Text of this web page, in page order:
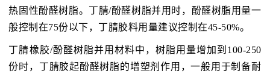
热固性酚醛树脂。丁腈/酚醛树脂并用时，酚醛树脂用量一
般控制在75份以下，丁腈胶料用量建议控制在45-50%。
丁腈橡胶/酚醛树脂并用材料中，树脂用量增加到100-250
份时，丁腈胶起酚醛树脂的增塑剂作用，一般用于制备耐